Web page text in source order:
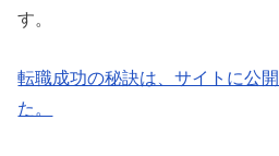
す。
転職成功の秘訣は、サイトに公
た。